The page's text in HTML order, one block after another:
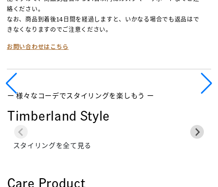
絡ください。
なお、商品到着後14日間を経過しますと、いかなる場合でも返品はで
きなくなりますのでご注意ください。
お問い合わせはこちら
ー 様々なコーデでスタイリングを楽しもう ー
Timberland Style
スタイリングを全て見る
Care Product